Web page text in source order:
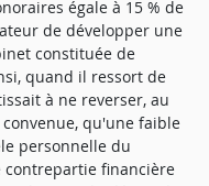
égale à 15 % de
de développer une
constituée de
quand il ressort de
à ne reverser, au
qu'une faible
personnelle du
financière